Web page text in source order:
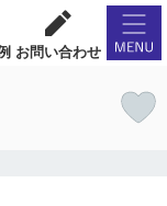
お問い合わせ